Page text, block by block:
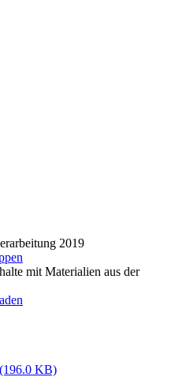
2019
mit Materialien aus der
(196.0 KB)